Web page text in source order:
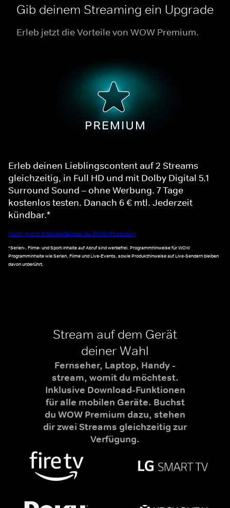
Gib deinem Streaming ein Upgrade
Erleb jetzt die Vorteile von WOW Premium.
Erleb deinen Lieblingscontent auf 2 Streams
gleichzeitig, in Full HD und mit Dolby Digital 5.1
Surround Sound – ohne Werbung. 7 Tage
kostenlos testen. Danach 6 € mtl. Jederzeit
kündbar.*
Noch mehr Informationen zu WOW Premium
*Serien-, Filme- und Sport-Inhalte auf Abruf sind werbefrei. Programmhinweise für WOW
Programminhalte wie Serien, Filme und Live-Events, sowie Produkthinweise auf Live-Sendern bleiben
davon unberührt.
Stream auf dem Gerät
deiner Wahl
Fernseher, Laptop, Handy -
stream, womit du möchtest.
Inklusive Download-Funktionen
für alle mobilen Geräte. Buchst
du WOW Premium dazu, stehen
dir zwei Streams gleichzeitig zur
Verfügung.